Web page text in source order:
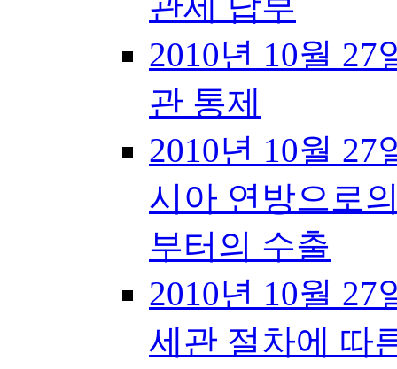
2010년 10월
관 통제
2010년 10월 27
시아 연방으로
부터의 수출
2010년 10월 27
세관 절차에 따